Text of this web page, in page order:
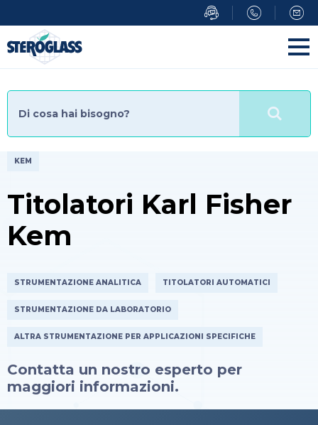
al
contenuto
principale
KEM
Titolatori Karl Fisher
Kem
STRUMENTAZIONE ANALITICA TITOLATORI AUTOMATICI
STRUMENTAZIONE DA LABORATORIO
ALTRA STRUMENTAZIONE PER APPLICAZIONI SPECIFICHE
Contatta un nostro esperto per
maggiori informazioni.